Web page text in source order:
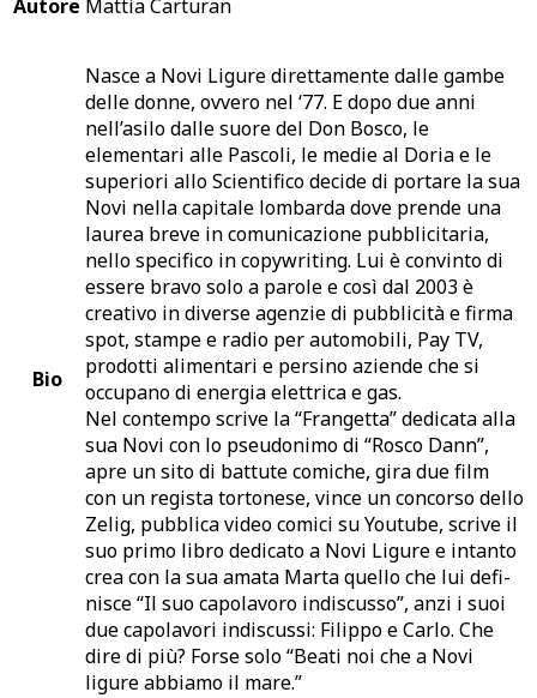
Autore Mattia Carturan
Bio
Nasce a Novi Ligure direttamente dal­le gambe
delle donne, ovvero nel ‘77. E dopo due anni
nell’asilo dalle suore del Don Bosco, le
elementari alle Pascoli, le medie al Doria e le
superiori allo Scientifico decide di portare la sua
Novi nella capitale lombarda dove prende una
laurea breve in comunicazione pubblicitaria,
nello specifico in copywriting. Lui è convinto di
essere bravo solo a parole e così dal 2003 è
creativo in diverse agenzie di pubblicità e firma
spot, stampe e radio per auto­mobili, Pay TV,
prodotti alimentari e persino aziende che si
occupano di energia elettrica e gas.
Nel contempo scrive la “Frangetta” dedicata alla
sua Novi con lo pseudonimo di “Rosco Dann”,
apre un sito di battute comiche, gira due film
con un regista tortonese, vince un concorso dello
Zelig, pubblica video comici su Youtube, scrive il
suo primo libro dedicato a Novi Ligure e intanto
crea con la sua amata Marta quello che lui defi­
nisce “Il suo capolavoro indiscusso”, anzi i suoi
due capo­lavori indiscussi: Filippo e Carlo. Che
dire di più? Forse solo “Beati noi che a Novi
ligure abbiamo il mare.”